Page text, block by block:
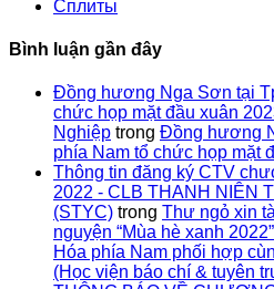
Сплиты
Bình luận gần đây
Đồng hương Nga Sơn tại
chức họp mặt đầu xuân
Nghiệp trong Đồng hương
phía Nam tổ chức họp mặt
Thông tin đăng ký CTV
2022 - CLB THANH NIÊN
(STYC) trong Thư ngỏ xin
nguyện “Mùa hè xanh
Hóa phía Nam phối hợp
(Học viện báo chí & tuyên